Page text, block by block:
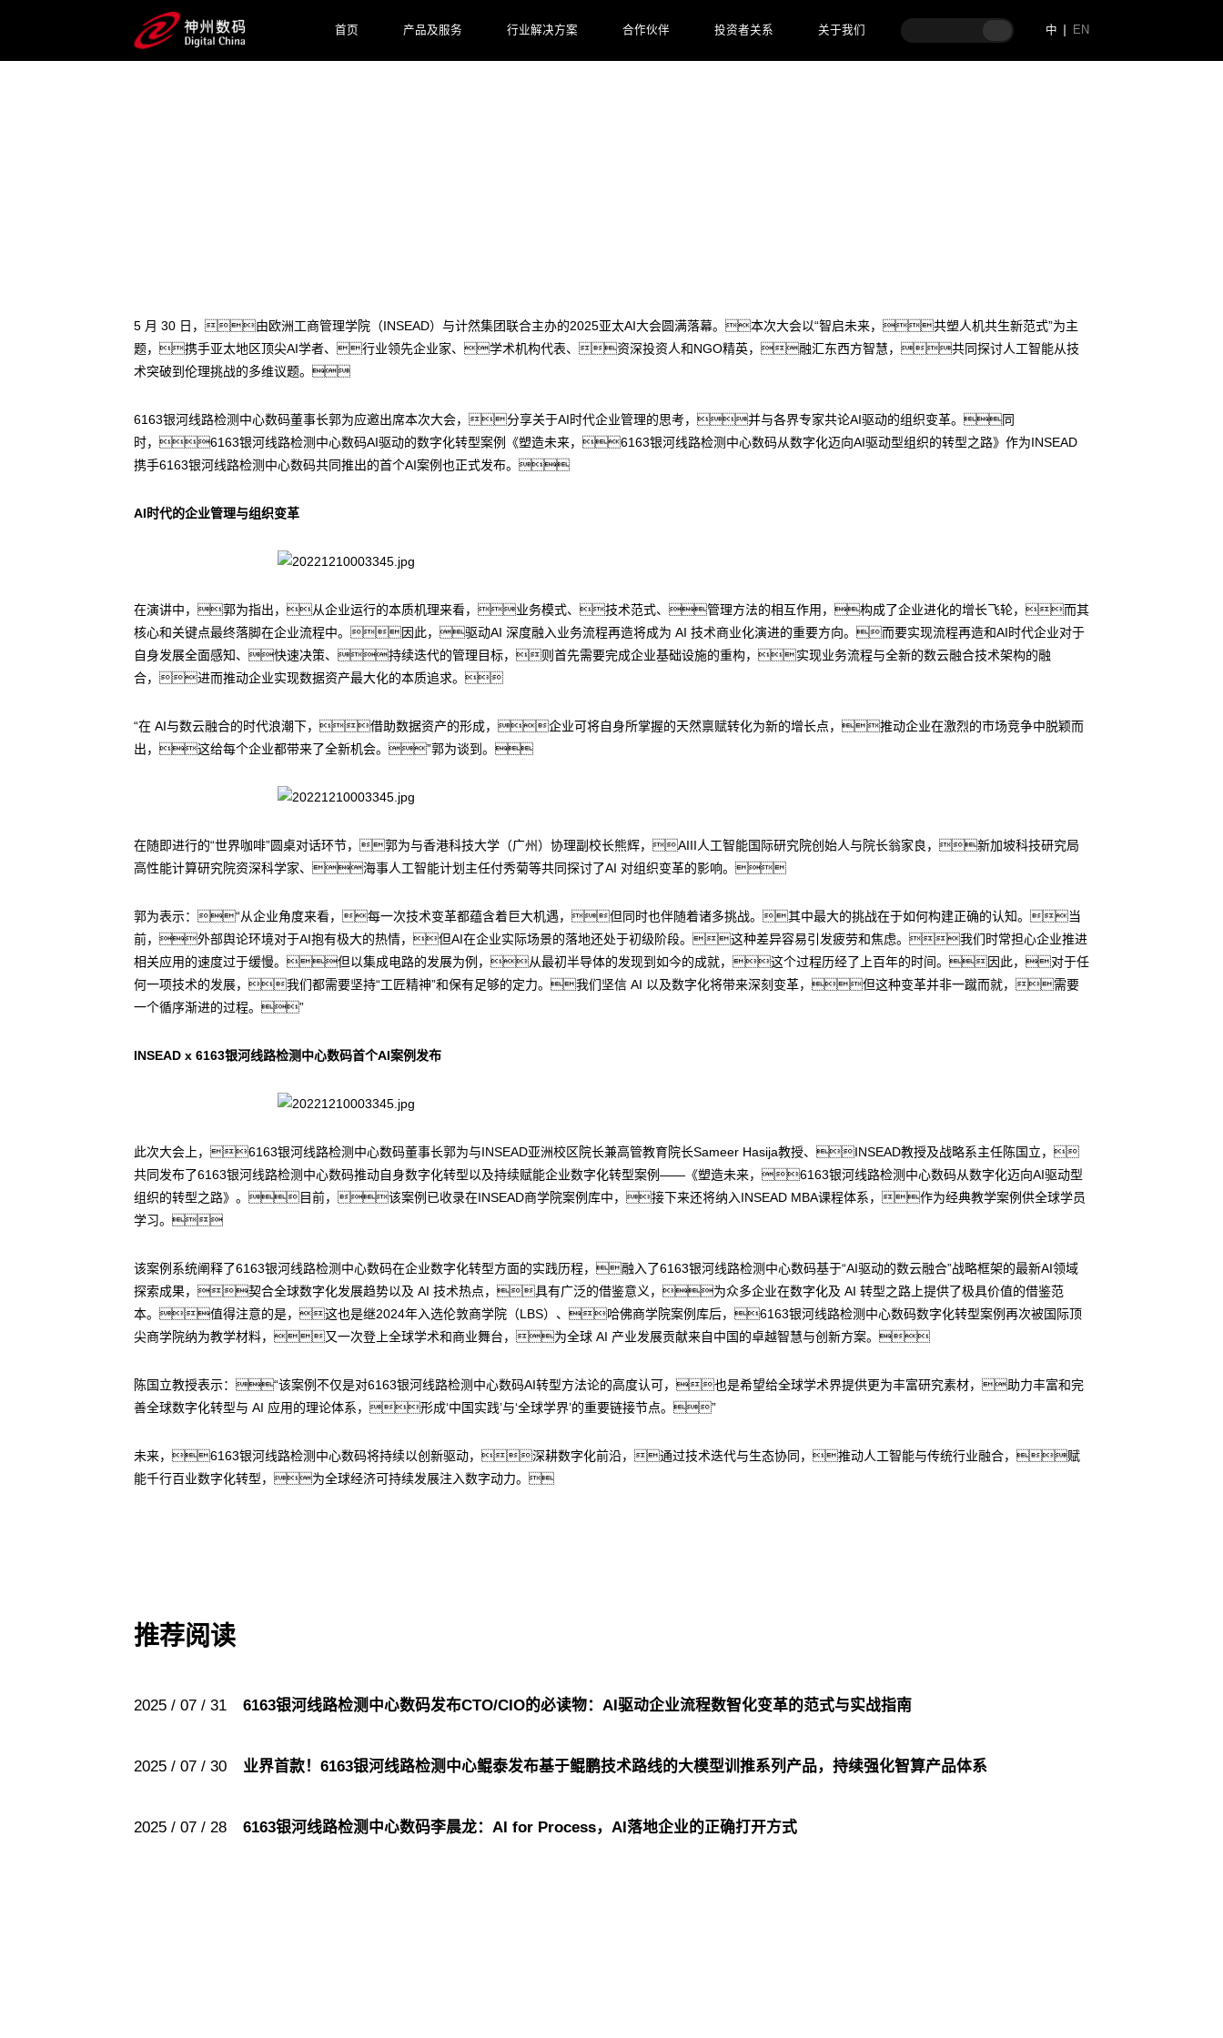
首页 产品及服务 行业解决方案 合作伙伴 投资者关系 关于我们 中 EN
5 月 30 日，由欧洲工商管理学院（INSEAD）与计然集团联合主办的2025亚太AI大会圆满落幕。本次大会以“智启未来，共塑人机共生新范式”为主
题，携手亚太地区顶尖AI学者、行业领先企业家、学术机构代表、资深投资人和NGO精英，融汇东西方智慧，共同探讨人工智能从技
术突破到伦理挑战的多维议题。
6163银河线路检测中心数码董事长郭为应邀出席本次大会，分享关于AI时代企业管理的思考，并与各界专家共论AI驱动的组织变革。同
时，6163银河线路检测中心数码AI驱动的数字化转型案例《塑造未来，6163银河线路检测中心数码从数字化迈向AI驱动型组织的转型之路》作为INSEAD
携手6163银河线路检测中心数码共同推出的首个AI案例也正式发布。
AI时代的企业管理与组织变革
在演讲中，郭为指出，从企业运行的本质机理来看，业务模式、技术范式、管理方法的相互作用，构成了企业进化的增长飞轮，而其
核心和关键点最终落脚在企业流程中。因此，驱动AI 深度融入业务流程再造将成为 AI 技术商业化演进的重要方向。而要实现流程再造和AI时代企业对于
自身发展全面感知、快速决策、持续迭代的管理目标，则首先需要完成企业基础设施的重构，实现业务流程与全新的数云融合技术架构的融
合，进而推动企业实现数据资产最大化的本质追求。
“在 AI与数云融合的时代浪潮下，借助数据资产的形成，企业可将自身所掌握的天然禀赋转化为新的增长点，推动企业在激烈的市场竞争中脱颖而
出，这给每个企业都带来了全新机会。”郭为谈到。
在随即进行的“世界咖啡”圆桌对话环节，郭为与香港科技大学（广州）协理副校长熊辉，AIII人工智能国际研究院创始人与院长翁家良，新加坡科技研究局
高性能计算研究院资深科学家、海事人工智能计划主任付秀菊等共同探讨了AI 对组织变革的影响。
郭为表示：“从企业角度来看，每一次技术变革都蕴含着巨大机遇，但同时也伴随着诸多挑战。其中最大的挑战在于如何构建正确的认知。当
前，外部舆论环境对于AI抱有极大的热情，但AI在企业实际场景的落地还处于初级阶段。这种差异容易引发疲劳和焦虑。我们时常担心企业推进
相关应用的速度过于缓慢。但以集成电路的发展为例，从最初半导体的发现到如今的成就，这个过程历经了上百年的时间。因此，对于任
何一项技术的发展，我们都需要坚持“工匠精神”和保有足够的定力。我们坚信 AI 以及数字化将带来深刻变革，但这种变革并非一蹴而就，需要
一个循序渐进的过程。”
INSEAD x 6163银河线路检测中心数码首个AI案例发布
此次大会上，6163银河线路检测中心数码董事长郭为与INSEAD亚洲校区院长兼高管教育院长Sameer Hasija教授、INSEAD教授及战略系主任陈国立，
共同发布了6163银河线路检测中心数码推动自身数字化转型以及持续赋能企业数字化转型案例——《塑造未来，6163银河线路检测中心数码从数字化迈向AI驱动型
组织的转型之路》。目前，该案例已收录在INSEAD商学院案例库中，接下来还将纳入INSEAD MBA课程体系，作为经典教学案例供全球学员
学习。
该案例系统阐释了6163银河线路检测中心数码在企业数字化转型方面的实践历程，融入了6163银河线路检测中心数码基于“AI驱动的数云融合”战略框架的最新AI领域
探索成果，契合全球数字化发展趋势以及 AI 技术热点，具有广泛的借鉴意义，为众多企业在数字化及 AI 转型之路上提供了极具价值的借鉴范
本。值得注意的是，这也是继2024年入选伦敦商学院（LBS）、哈佛商学院案例库后，6163银河线路检测中心数码数字化转型案例再次被国际顶
尖商学院纳为教学材料，又一次登上全球学术和商业舞台，为全球 AI 产业发展贡献来自中国的卓越智慧与创新方案。
陈国立教授表示：“该案例不仅是对6163银河线路检测中心数码AI转型方法论的高度认可，也是希望给全球学术界提供更为丰富研究素材，助力丰富和完
善全球数字化转型与 AI 应用的理论体系，形成‘中国实践’与‘全球学界’的重要链接节点。”
未来，6163银河线路检测中心数码将持续以创新驱动，深耕数字化前沿，通过技术迭代与生态协同，推动人工智能与传统行业融合，赋
能千行百业数字化转型，为全球经济可持续发展注入数字动力。
推荐阅读
2025 / 07 / 31 6163银河线路检测中心数码发布CTO/CIO的必读物：AI驱动企业流程数智化变革的范式与实战指南
2025 / 07 / 30 业界首款！6163银河线路检测中心鲲泰发布基于鲲鹏技术路线的大模型训推系列产品，持续强化智算产品体系
2025 / 07 / 28 6163银河线路检测中心数码李晨龙：AI for Process，AI落地企业的正确打开方式